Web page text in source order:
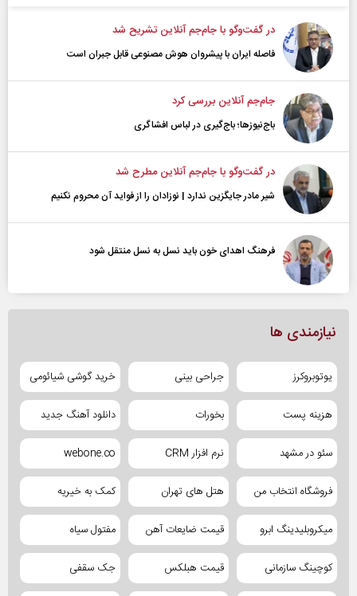
در گفت‌و‌گو با جام‌جم آنلاین تشریح شد
فاصله ایران با پیشرو‌ان هوش مصنوعی قابل جبران است
جام‌جم آنلاین بررسی کرد
باج‌نیوزها؛ باج‌گیری در لباس افشاگری
در گفت‌و‌گو با جام‌جم آنلاین مطرح شد
شیر مادر جایگزین ندارد | نوزادان را از فواید آن محروم نکنیم
فرهنگ اهدای خون باید نسل به نسل منتقل شود
نیازمندی ها
یوتوبروکرز جراحی بینی خرید گوشی شیائومی
هزینه پست بخورات دانلود آهنگ جدید
سئو در مشهد نرم افزار CRM webone.co
فروشگاه انتخاب من هتل های تهران کمک به خیریه
میکروبلیدینگ ابرو قیمت ضایعات آهن مفتول سیاه
کوچینگ سازمانی قیمت هبلکس جک سقفی